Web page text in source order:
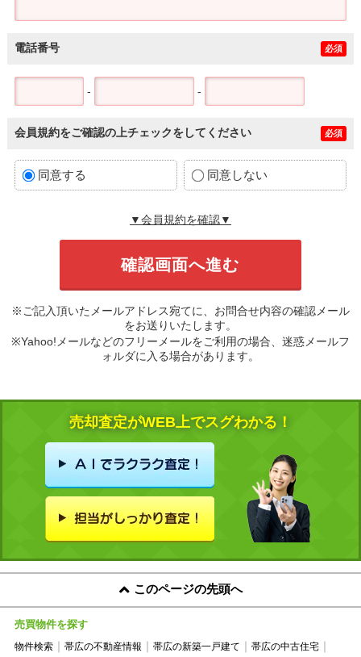
電話番号 必須
- -
会員規約をご確認の上チェックをしてください 必須
同意する 同意しない
▼会員規約を確認▼
※ご記入頂いたメールアドレス宛てに、お問合せ内容の確認メール
をお送りいたします。
※Yahoo!メールなどのフリーメールをご利用の場合、迷惑メールフ
ォルダに入る場合があります。
売却査定がWEB上でスグわかる！
このページの先頭へ
売買物件を探す
物件検索 帯広の不動産情報 帯広の新築一戸建て
帯広の中古住宅